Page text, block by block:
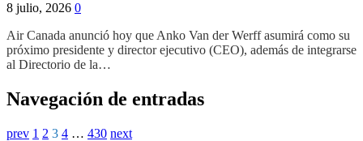
8 julio, 2026 0
Air Canada anunció hoy que Anko Van der Werff asumirá como su
próximo presidente y director ejecutivo (CEO), además de integrarse
al Directorio de la…
Navegación de entradas
prev 1 2 3 4 … 430 next